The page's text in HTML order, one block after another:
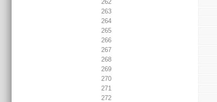
262
263
264
265
266
267
268
269
270
271
272